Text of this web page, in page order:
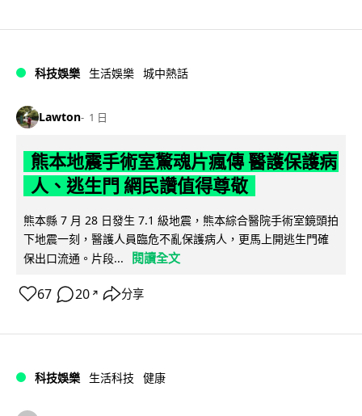
科技娛樂 生活娛樂 城中熱話
Lawton 1 日
熊本地震手術室驚魂片瘋傳 醫護保護病
人、逃生門 網民讚值得尊敬
熊本縣 7 月 28 日發生 7.1 級地震，熊本綜合醫院手術室鏡頭拍
下地震一刻，醫護人員臨危不亂保護病人，更馬上開逃生門確
保出口流通。片段...
閱讀全文
67 20 ↗ 分享
科技娛樂 生活科技 健康